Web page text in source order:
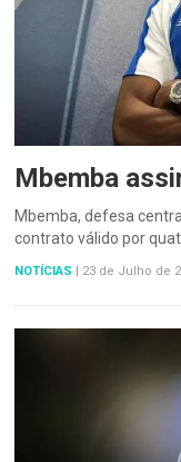
Mbemba
Mbemba, defesa
contrato válido por
NOTÍCIAS 23 de Julho de